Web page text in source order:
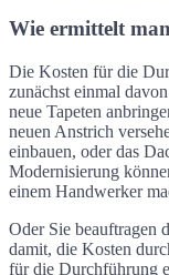
Wie ermittelt
Die Kosten für die
zunächst einmal
neue Tapeten
neuen Anstrich
einbauen, oder das
Modernisierung
einem Handwerker
Oder Sie beauftragen
damit, die Kosten
für die Durchführung